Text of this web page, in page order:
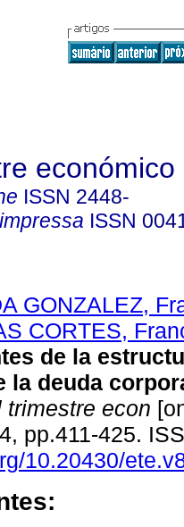
económico
ISSN 2448-
ISSN
GONZALEZ,
CORTES,
de la
la deuda
trimestre econ
pp.411-425.
10.20430/